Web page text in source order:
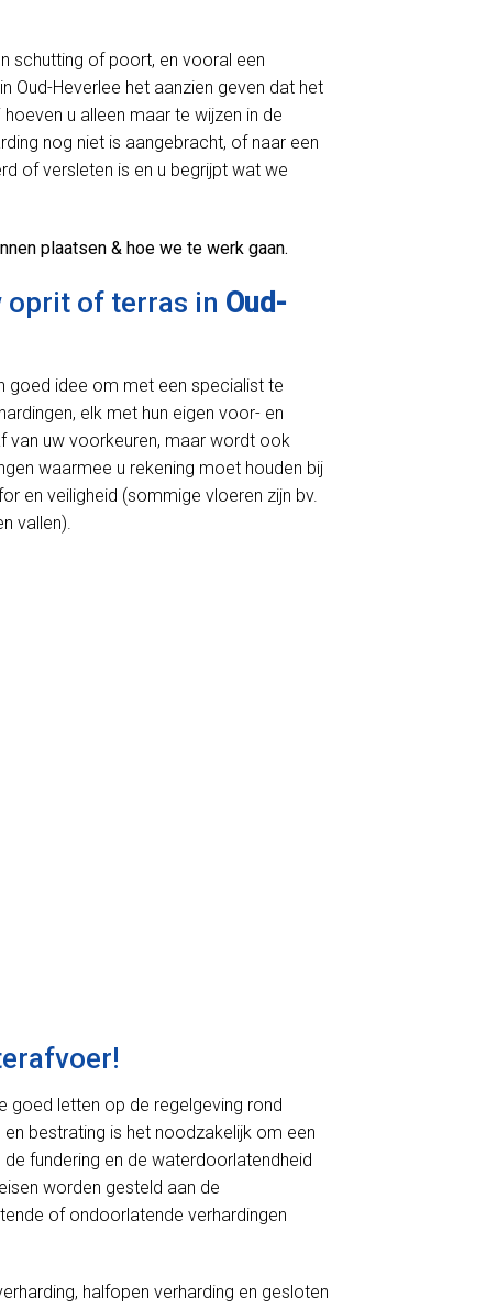
schutting of poort, en vooral een
Oud-Heverlee het aanzien geven dat het
u alleen maar te wijzen in de
nog niet is aangebracht, of naar een
of versleten is en u begrijpt wat we
plaatsen & hoe we te werk gaan.
oprit of terras in Oud-
goed idee om met een specialist te
elk met hun eigen voor- en
van uw voorkeuren, maar wordt ook
waarmee u rekening moet houden bij
en veiligheid (sommige vloeren zijn bv.
vallen).
goed letten op de regelgeving rond
bestrating is het noodzakelijk om een
fundering en de waterdoorlatendheid
worden gesteld aan de
of ondoorlatende verhardingen
halfopen verharding en gesloten